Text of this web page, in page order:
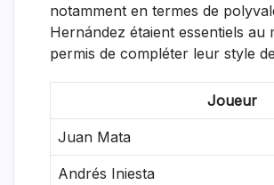
notamment en termes de
Hernández étaient essentiels
permis de compléter leur style
Joueur
Juan Mata
Andrés Iniesta